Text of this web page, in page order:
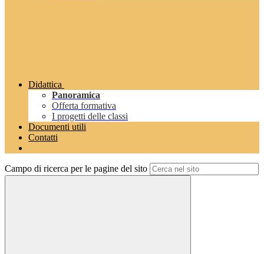
Didattica
Panoramica
Offerta formativa
I progetti delle classi
Documenti utili
Contatti
Campo di ricerca per le pagine del sito